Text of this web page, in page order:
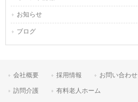
お知らせ
ブログ
会社概要 採用情報 お問い合わせ
訪問介護 有料老人ホーム